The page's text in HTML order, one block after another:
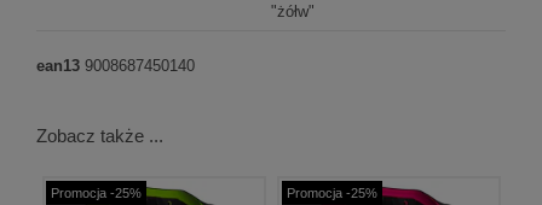
"żółw"
ean13 9008687450140
Zobacz także ...
Promocja -25% Promocja -25%